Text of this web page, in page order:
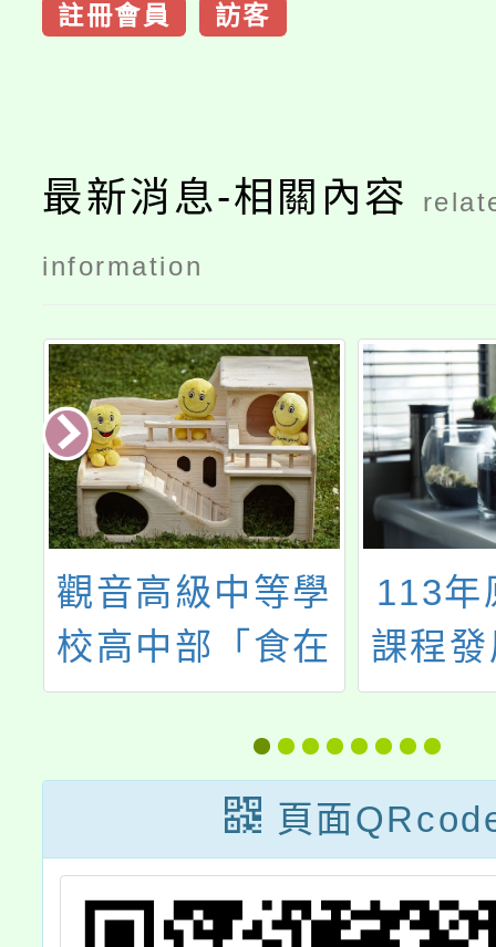
註冊會員 訪客
最新消息-相關內容
information
113年原住民族
課程發展經驗分
享工作坊－跨領
域主題課程案例
分享
「華
競技
大賞
五屆
英文
能力
市菁
頁面